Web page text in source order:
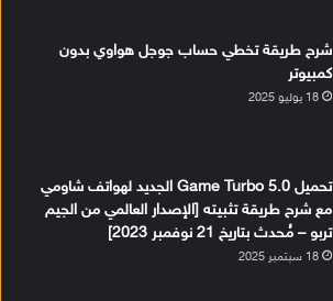
شرح طريقة تخطي حساب جوجل هواوي بدون
كمبيوتر
18 يوليو 2025
تحميل Game Turbo 5.0 الجديد لهواتف شاومي
مع شرح طريقة تثبيته [الإصدار العالمي من الجيم
تربو – مُحدث بتاريخ 21 نوفمبر 2023]
18 سبتمبر 2025